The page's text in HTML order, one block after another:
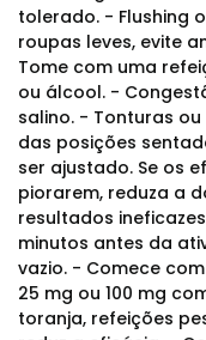
tolerado. - Flushing
roupas leves, evite
Tome com uma
ou álcool. -
salino. - Tonturas
das posições
ser ajustado. Se os
piorarem, reduza a
resultados
minutos antes da
vazio. - Comece
25 mg ou 100 mg
toranja, refeições